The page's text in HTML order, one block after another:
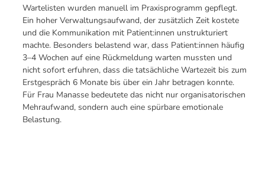
Wartelisten wurden manuell im Praxisprogramm gepflegt.
Ein hoher Verwaltungsaufwand, der zusätzlich Zeit kostete
und die Kommunikation mit Patient:innen unstrukturiert
machte. Besonders belastend war, dass Patient:innen häufig
3–4 Wochen auf eine Rückmeldung warten mussten und
nicht sofort erfuhren, dass die tatsächliche Wartezeit bis zum
Erstgespräch 6 Monate bis über ein Jahr betragen konnte.
Für Frau Manasse bedeutete das nicht nur organisatorischen
Mehraufwand, sondern auch eine spürbare emotionale
Belastung.